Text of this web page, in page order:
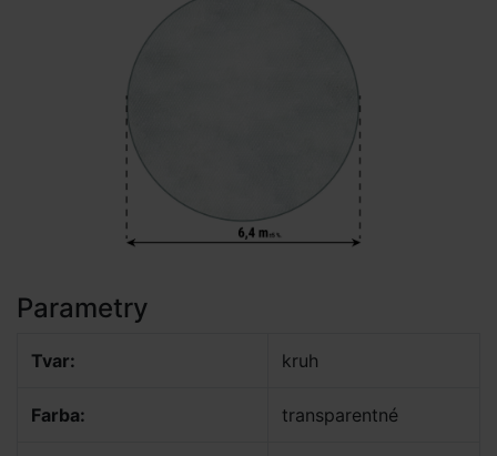
Parametry
Tvar: kruh
Farba: transparentné